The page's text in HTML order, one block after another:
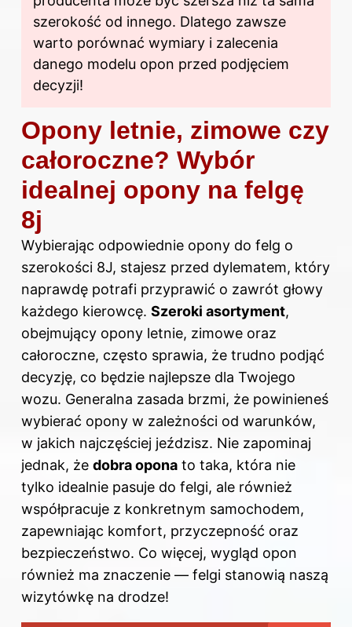
szerokość od innego. Dlatego zawsze
warto porównać wymiary i zalecenia
danego modelu opon przed podjęciem
decyzji!
Opony letnie, zimowe czy
całoroczne? Wybór
idealnej opony na felgę
8j
Wybierając odpowiednie opony do felg o
szerokości 8J, stajesz przed dylematem, który
naprawdę potrafi przyprawić o zawrót głowy
każdego kierowcę. Szeroki asortyment,
obejmujący opony letnie, zimowe oraz
całoroczne, często sprawia, że trudno podjąć
decyzję, co będzie najlepsze dla Twojego
wozu. Generalna zasada brzmi, że powinieneś
wybierać opony w zależności od warunków,
w jakich najczęściej jeździsz. Nie zapominaj
jednak, że dobra opona to taka, która nie
tylko idealnie pasuje do felgi, ale również
współpracuje z konkretnym samochodem,
zapewniając komfort, przyczepność oraz
bezpieczeństwo. Co więcej, wygląd opon
również ma znaczenie — felgi stanowią naszą
wizytówkę na drodze!